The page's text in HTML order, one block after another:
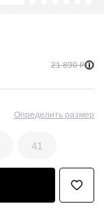
21 890 ₽
Определить размер
41